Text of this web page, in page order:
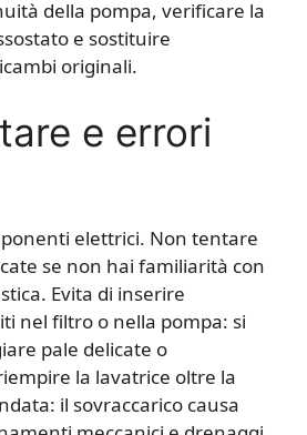
della pompa, verificare la
e sostituire
originali.
e errori
elettrici. Non tentare
se non hai familiarità con
Evita di inserire
nel filtro o nella pompa: si
pale delicate o
la lavatrice oltre la
il sovraccarico causa